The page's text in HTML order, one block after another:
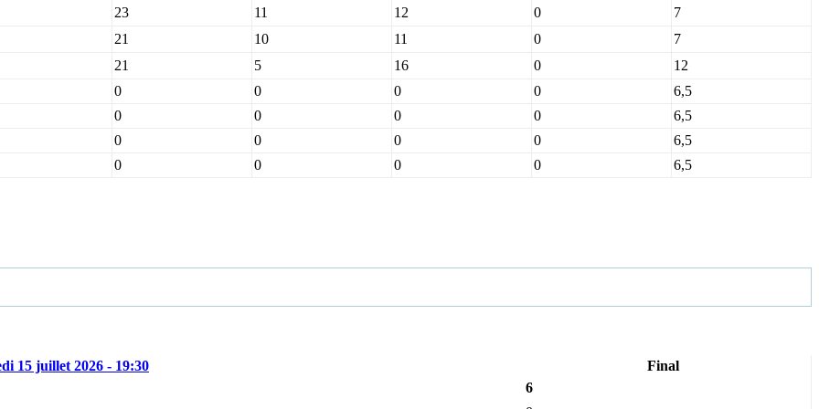
23 11 12 0
7
21 10 11 0
7
21 5 16 0
12
0 0 0 0
6,5
0 0 0 0
6,5
0 0 0 0
6,5
0 0 0 0 6,5
15 juillet 2026 - 19:30
Final
6